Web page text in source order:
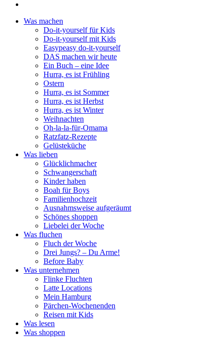
Was machen
Do-it-yourself für Kids
Do-it-yourself mit Kids
Easypeasy do-it-yourself
DAS machen wir heute
Ein Buch – eine Idee
Hurra, es ist Frühling
Ostern
Hurra, es ist Sommer
Hurra, es ist Herbst
Hurra, es ist Winter
Weihnachten
Oh-la-la-für-Omama
Ratzfatz-Rezepte
Gelüsteküche
Was lieben
Glücklichmacher
Schwangerschaft
Kinder haben
Boah für Boys
Familienhochzeit
Ausnahmsweise aufgeräumt
Schönes shoppen
Liebelei der Woche
Was fluchen
Fluch der Woche
Drei Jungs? – Du Arme!
Before Baby
Was unternehmen
Flinke Fluchten
Latte Locations
Mein Hamburg
Pärchen-Wochenenden
Reisen mit Kids
Was lesen
Was shoppen